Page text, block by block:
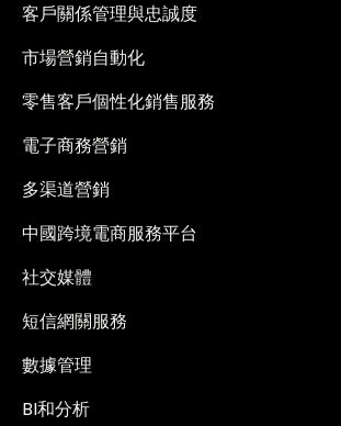
客戶關係管理與忠誠度
市場營銷自動化
零售客戶個性化銷售服務
電子商務營銷
多渠道營銷
中國跨境電商服務平台
社交媒體
短信網關服務
數據管理
BI和分析